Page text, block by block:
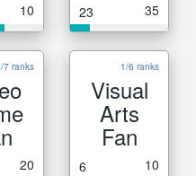
10 23 35
7 ranks
20
1/6 ranks
Visual
Arts
Fan
6 10